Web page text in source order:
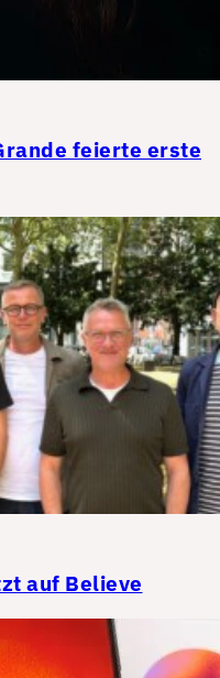
feierte erste
auf Believe